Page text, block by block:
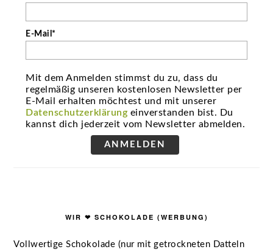
E-Mail*
Mit dem Anmelden stimmst du zu, dass du
regelmäßig unseren kostenlosen Newsletter per
E-Mail erhalten möchtest und mit unserer
Datenschutzerklärung einverstanden bist. Du
kannst dich jederzeit vom Newsletter abmelden.
ANMELDEN
WIR ❤ SCHOKOLADE (WERBUNG)
Vollwertige Schokolade (nur mit getrockneten Datteln